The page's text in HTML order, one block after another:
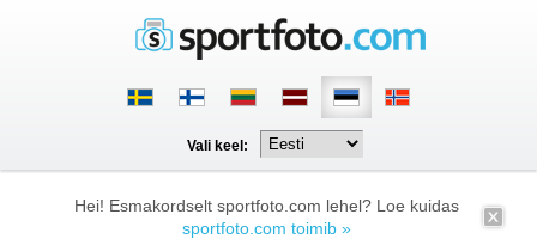
Vali keel:
Hei! Esmakordselt sportfoto.com lehel? Loe kuidas
sportfoto.com toimib »